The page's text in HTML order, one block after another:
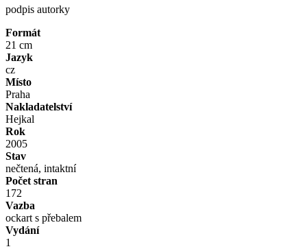
podpis autorky
Formát
21 cm
Jazyk
cz
Místo
Praha
Nakladatelství
Hejkal
Rok
2005
Stav
nečtená, intaktní
Počet stran
172
Vazba
ockart s přebalem
Vydání
1